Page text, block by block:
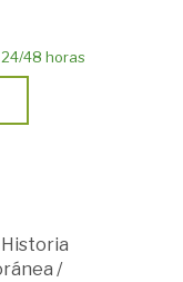
48 horas
Historia
/